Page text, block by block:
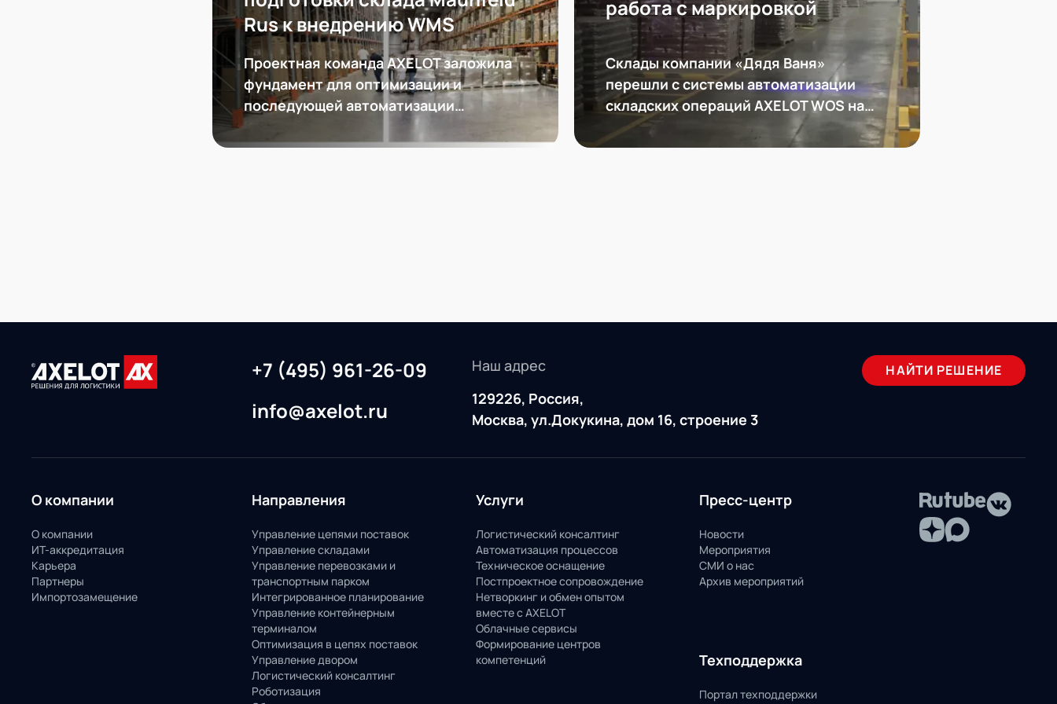
Rus к внедрению WMS
Проектная команда AXELOT заложила
фундамент для оптимизации и
последующей автоматизации
складской логистики Maunfeld Rus
работа с маркировкой
Склады компании «Дядя Ваня»
перешли с системы автоматизации
складских операций AXELOT WOS на
более функциональную систему
автоматизации складской логистики
+7 (495) 961-26-09
info@axelot.ru
Наш адрес
129226, Россия,
Москва, ул.Докукина, дом 16, строение 3
НАЙТИ РЕШЕНИЕ
О компании
О компании
ИТ-аккредитация
Карьера
Партнеры
Импортозамещение
Направления
Управление цепями поставок
Управление складами
Управление перевозками и
транспортным парком
Интегрированное планирование
Управление контейнерным
терминалом
Оптимизация в цепях поставок
Управление двором
Логистический консалтинг
Роботизация
Услуги
Логистический консалтинг
Автоматизация процессов
Техническое оснащение
Постпроектное сопровождение
Нетворкинг и обмен опытом
вместе с AXELOT
Облачные сервисы
Формирование центров
компетенций
Пресс-центр
Новости
Мероприятия
СМИ о нас
Архив мероприятий
Техподдержка
Портал техподдержки